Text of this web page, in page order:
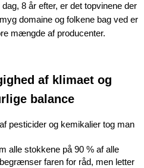
8 år efter, er det topvinene der
domaine og folkene bag ved er
mængde af producenter.
af klimaet og
balance
pesticider og kemikalier tog man
faren for råd, men letter